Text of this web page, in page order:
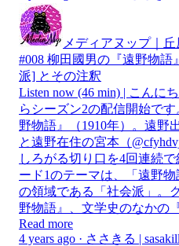
メディアヌップ｜
#008 柳田國男の『遠野物
派] とその注釈
Listen now (46 min) | こんに
らシーズン2の配信開始で
野物語』（1910年）。遠野
と遠野在住の宮本（
しろがる切り口を4回連続
ード1のテーマは、「遠野
の領域である「社会派」。
野物語』、文学史のなかの
Read more
4 years ago · ささきる |